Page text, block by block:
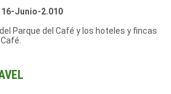
: 16-Junio-2.010
Parque del Café y los hoteles y fincas